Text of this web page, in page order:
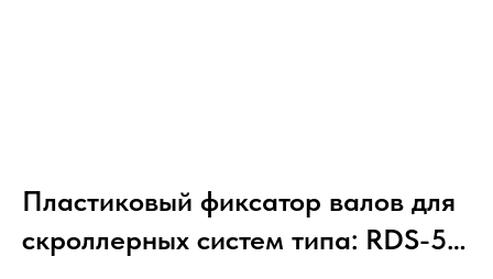
Пластиковый фиксатор валов для
скроллерных систем типа: RDS-50,